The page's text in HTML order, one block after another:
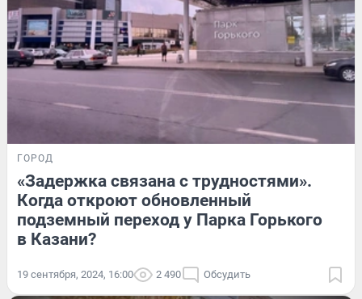
ГОРОД
«Задержка связана с трудностями».
Когда откроют обновленный
подземный переход у Парка Горького
в Казани?
19 сентября, 2024, 16:00 2 490 Обсудить